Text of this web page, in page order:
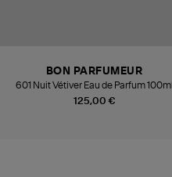
125,00 €
BON PARFUMEUR
601 Nuit Vétiver Eau de Parfum 100ml